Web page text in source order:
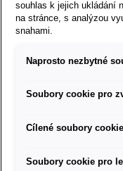
205/55 R16 91H
Art. Nr. S2055516SG5
Partneři SEAT
souhlas k jejich ukládání
na stránce, s analýzou
snahami.
Naprosto nezbytné
Soubory cookie pro
Cílené soubory cookie
Soubory cookie pro